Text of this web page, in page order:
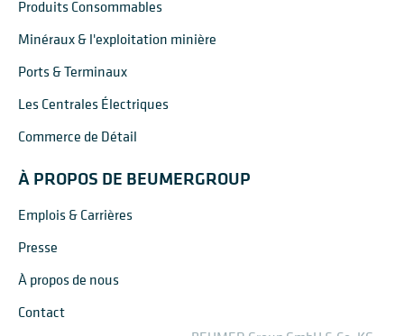
Produits Consommables
Minéraux & l'exploitation minière
Ports & Terminaux
Les Centrales Électriques
Commerce de Détail
À PROPOS DE BEUMERGROUP
Emplois & Carrières
Presse
À propos de nous
Contact